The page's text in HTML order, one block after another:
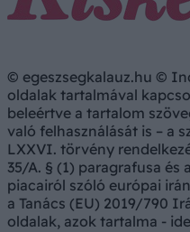
© egeszsegkalauz.hu ©
oldalak tartalmával
beleértve a tartalom
való felhasználását is – a
LXXVI. törvény
35/A. § (1) paragrafusa
piacairól szóló európai
a Tanács (EU) 2019/790
oldalak, azok tartalma -